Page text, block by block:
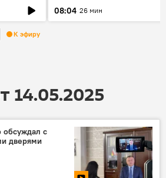
Æхсары куыстыты равдыст
08:04 26 мин
К эфиру
14.05.2025
обсуждал с
дверями